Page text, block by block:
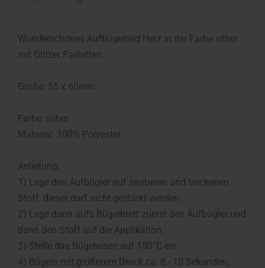
Wunderschönes Aufbügelbild Herz in der Farbe silber
mit Glitzer Pailletten.
Größe: 55 x 60mm
Farbe: silber
Material: 100% Polyester
Anleitung:
1) Lege den Aufbügler auf sauberen und trockenen
Stoff, dieser darf nicht gestärkt werden.
2) Lege dann aufs Bügelbrett zuerst den Aufbügler und
dann den Stoff auf die Applikation.
3) Stelle das Bügeleisen auf 150°C ein.
4) Bügeln mit größerem Druck ca. 8 - 10 Sekunden,